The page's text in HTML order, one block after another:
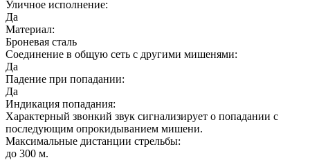
Уличное исполнение:
Да
Материал:
Броневая сталь
Соединение в общую сеть с другими мишенями:
Да
Падение при попадании:
Да
Индикация попадания:
Характерный звонкий звук сигнализирует о попадании с
последующим опрокидыванием мишени.
Максимальные дистанции стрельбы:
до 300 м.